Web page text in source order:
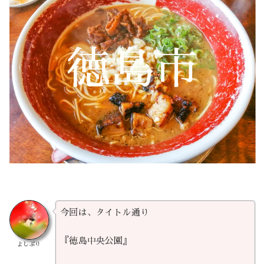
徳島市
よしぷり
今回は、タイトル通り
『徳島中央公園』